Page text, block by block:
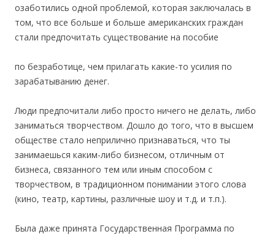
озаботились одной проблемой, которая заключалась в
том, что все больше и больше американских граждан
стали предпочитать существование на пособие
по безработице, чем прилагать какие-то усилия по
зарабатыванию денег.
Люди предпочитали либо просто ничего не делать, либо
заниматься творчеством. Дошло до того, что в высшем
обществе стало неприлично признаваться, что ты
занимаешься каким-либо бизнесом, отличным от
бизнеса, связанного тем или иным способом с
творчеством, в традиционном понимании этого слова
(кино, театр, картины, различные шоу и т.д. и т.п.).
Была даже принята Государственная Программа по